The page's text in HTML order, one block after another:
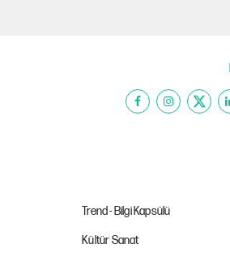
AKP’ye geçen belediye başkanları için
Trend - Bilgi Kapsülü
Kültür Sanat